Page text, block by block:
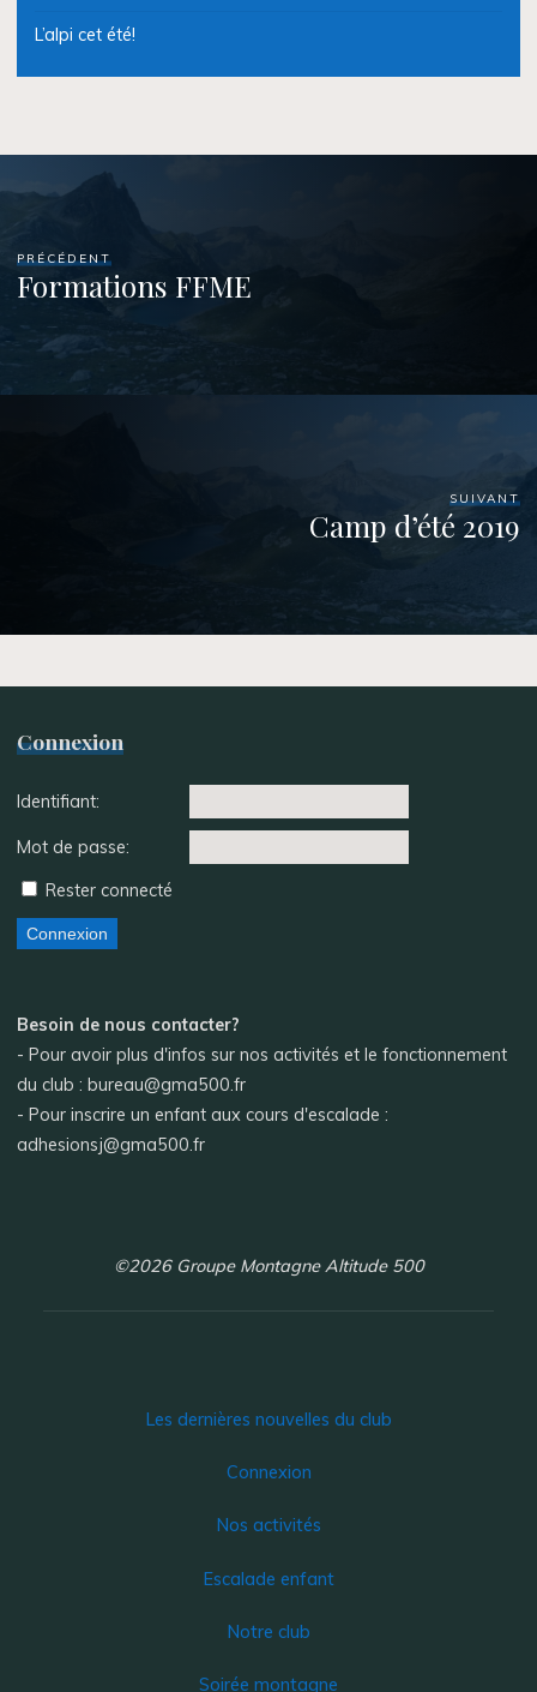
L’alpi cet été!
PRÉCÉDENT
Formations FFME
SUIVANT
Camp d’été 2019
Connexion
Identifiant:
Mot de passe:
Rester connecté
Connexion
Besoin de nous contacter?
- Pour avoir plus d'infos sur nos activités et le fonctionnement
du club : bureau@gma500.fr
- Pour inscrire un enfant aux cours d'escalade :
adhesionsj@gma500.fr
©2026 Groupe Montagne Altitude 500
Les dernières nouvelles du club
Connexion
Nos activités
Escalade enfant
Notre club
Soirée montagne